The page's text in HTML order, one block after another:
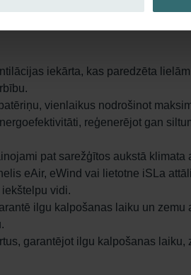
iekārta, kas paredzēta
vienlaikus nodrošinot
reģenerējot gan
pat sarežģītos aukstā klimata
eAir, eWind vai lietotne iSLa
vidi.
ilgu kalpošanas laiku un zemu
garantējot ilgu kalpošanas